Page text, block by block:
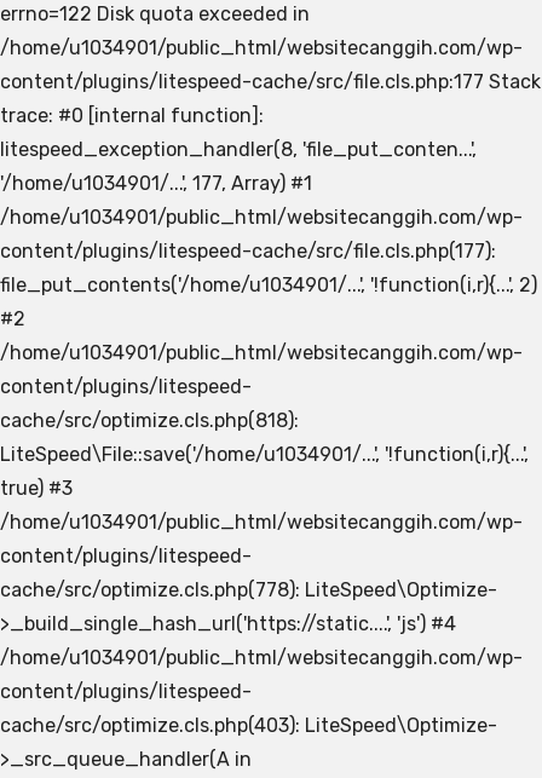
errno=122 Disk quota exceeded in
/home/u1034901/public_html/websitecanggih.com/wp-
content/plugins/litespeed-cache/src/file.cls.php:177 Stack
trace: #0 [internal function]:
litespeed_exception_handler(8, 'file_put_conten...',
'/home/u1034901/...', 177, Array) #1
/home/u1034901/public_html/websitecanggih.com/wp-
content/plugins/litespeed-cache/src/file.cls.php(177):
file_put_contents('/home/u1034901/...', '!function(i,r){...', 2)
#2
/home/u1034901/public_html/websitecanggih.com/wp-
content/plugins/litespeed-
cache/src/optimize.cls.php(818):
LiteSpeed\File::save('/home/u1034901/...', '!function(i,r){...',
true) #3
/home/u1034901/public_html/websitecanggih.com/wp-
content/plugins/litespeed-
cache/src/optimize.cls.php(778): LiteSpeed\Optimize-
>_build_single_hash_url('https://static....', 'js') #4
/home/u1034901/public_html/websitecanggih.com/wp-
content/plugins/litespeed-
cache/src/optimize.cls.php(403): LiteSpeed\Optimize-
>_src_queue_handler(A in